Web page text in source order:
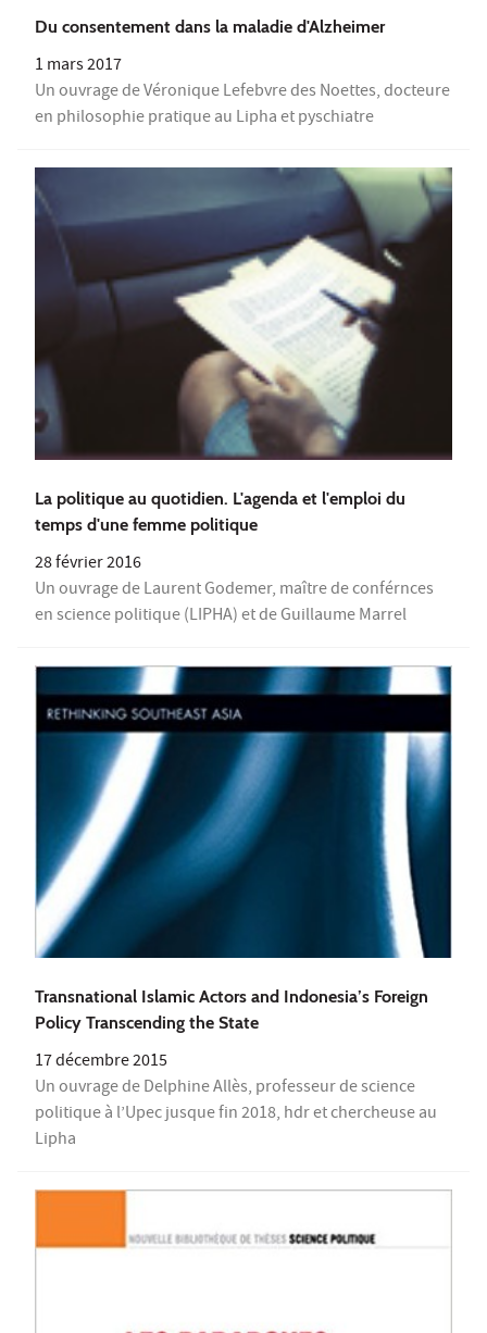
Du consentement dans la maladie d'Alzheimer
1 mars 2017
Un ouvrage de Véronique Lefebvre des Noettes, docteure
en philosophie pratique au Lipha et pyschiatre
La politique au quotidien. L'agenda et l'emploi du
temps d'une femme politique
28 février 2016
Un ouvrage de Laurent Godemer, maître de conférnces
en science politique (LIPHA) et de Guillaume Marrel
Transnational Islamic Actors and Indonesia’s Foreign
Policy Transcending the State
17 décembre 2015
Un ouvrage de Delphine Allès, professeur de science
politique à l’Upec jusque fin 2018, hdr et chercheuse au
Lipha